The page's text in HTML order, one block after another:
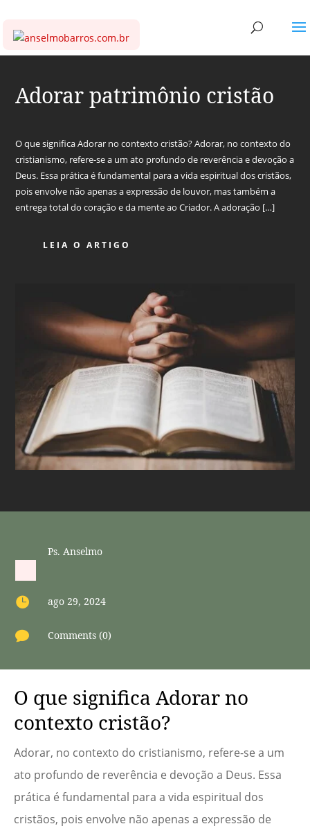
Adorar patrimônio cristão
O que significa Adorar no contexto cristão? Adorar, no contexto do
cristianismo, refere-se a um ato profundo de reverência e devoção a
Deus. Essa prática é fundamental para a vida espiritual dos cristãos,
pois envolve não apenas a expressão de louvor, mas também a
entrega total do coração e da mente ao Criador. A adoração […]
LEIA O ARTIGO
Ps. Anselmo
 ago 29, 2024
 Comments (0)
O que significa Adorar no
contexto cristão?
Adorar, no contexto do cristianismo, refere-se a um
ato profundo de reverência e devoção a Deus. Essa
prática é fundamental para a vida espiritual dos
cristãos, pois envolve não apenas a expressão de